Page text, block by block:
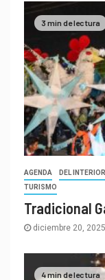
3 min de lectura
AGENDA DEL INTERIOR
TURISMO
Tradicional
diciembre 20, 2025
4 min de lectura